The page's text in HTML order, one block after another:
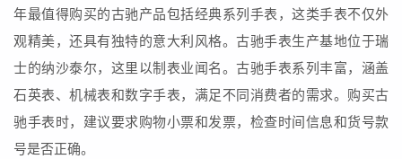
年最值得购买的古驰产品包括经典系列手表，这类手表不仅外
观精美，还具有独特的意大利风格。古驰手表生产基地位于瑞
士的纳沙泰尔，这里以制表业闻名。古驰手表系列丰富，涵盖
石英表、机械表和数字手表，满足不同消费者的需求。购买古
驰手表时，建议要求购物小票和发票，检查时间信息和货号款
号是否正确。